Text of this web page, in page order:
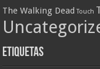
The Walking Dead Touch
Etiquetas